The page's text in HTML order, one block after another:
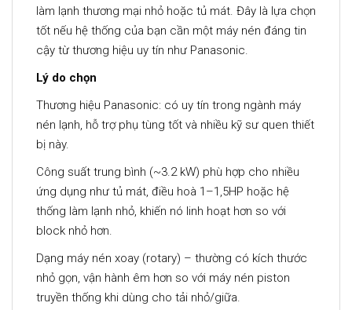
làm lạnh thương mại nhỏ hoặc tủ mát. Đây là lựa chọn
tốt nếu hệ thống của bạn cần một máy nén đáng tin
cậy từ thương hiệu uy tín như Panasonic.
Lý do chọn
Thương hiệu Panasonic: có uy tín trong ngành máy
nén lạnh, hỗ trợ phụ tùng tốt và nhiều kỹ sư quen thiết
bị này.
Công suất trung bình (~3.2 kW) phù hợp cho nhiều
ứng dụng như tủ mát, điều hoà 1–1,5HP hoặc hệ
thống làm lạnh nhỏ, khiến nó linh hoạt hơn so với
block nhỏ hơn.
Dạng máy nén xoay (rotary) – thường có kích thước
nhỏ gọn, vận hành êm hơn so với máy nén piston
truyền thống khi dùng cho tải nhỏ/giữa.